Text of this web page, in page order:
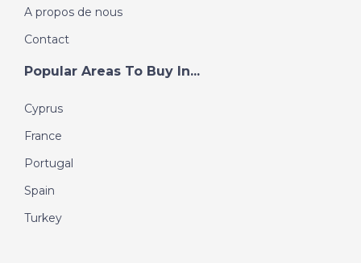
A propos de nous
Contact
Popular Areas To Buy In...
Cyprus
France
Portugal
Spain
Turkey